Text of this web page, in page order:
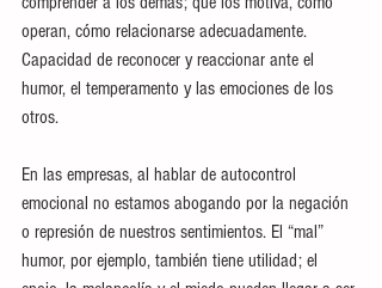
operan, cómo relacionarse adecuadamente.
Capacidad de reconocer y reaccionar ante el
humor, el temperamento y las emociones de los
otros.
En las empresas, al hablar de autocontrol
emocional no estamos abogando por la negación
o represión de nuestros sentimientos. El “mal”
humor, por ejemplo, también tiene utilidad; el